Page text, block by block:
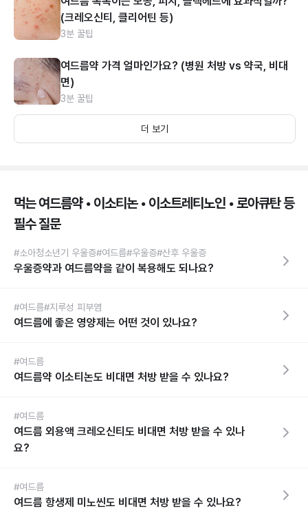
(크레오신티, 클리어틴 등)
3분 꿀팁
여드름약 가격 얼마인가요? (병원 처방 vs 약국, 비대
면)
3분 꿀팁
더 보기
먹는 여드름약 • 이소티논 • 이소트레티노인 • 로아큐탄 등
필수 질문
#소아청소년기 우울증#여드름#우울증#산후 우울증
우울증약과 여드름약을 같이 복용해도 되나요?
#여드름#지루성 피부염
여드름에 좋은 영양제는 어떤 것이 있나요?
#여드름
여드름약 이소티논도 비대면 처방 받을 수 있나요?
#여드름
여드름 외용액 크레오신티도 비대면 처방 받을 수 있나
요?
#여드름
여드름 항생제 미노씬도 비대면 처방 받을 수 있나요?